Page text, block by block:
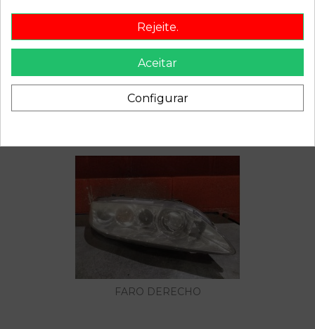
Recambio de piloto trasero derecho para mazda 6 berlina
(gg) 2.0 diesel cat | 0.02 - ... 2.0 diesel cat | 0.02 - ...
FARO DERECHO
Rejeite.
Aceitar
Configurar